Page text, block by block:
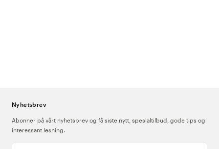
Nyhetsbrev
Abonner på vårt nyhetsbrev og få siste nytt, spesialtilbud, gode tips og
interessant lesning.